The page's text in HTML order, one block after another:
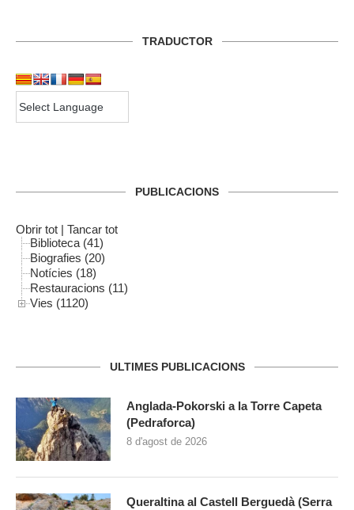
TRADUCTOR
PUBLICACIONS
Obrir tot | Tancar tot
Biblioteca (41)
Biografies (20)
Notícies (18)
Restauracions (11)
Vies (1120)
ULTIMES PUBLICACIONS
Anglada-Pokorski a la Torre Capeta
(Pedraforca)
8 d'agost de 2026
Queraltina al Castell Berguedà (Serra